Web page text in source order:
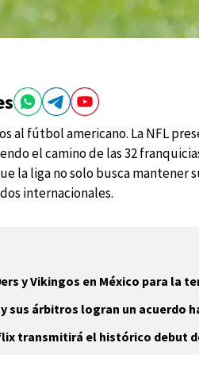
al fútbol americano. La NFL
el camino de las 32
la liga no solo busca mantener
internacionales.
y Vikingos en México para la
sus árbitros logran un acuerdo
transmitirá el histórico debut